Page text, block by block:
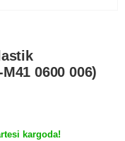
0600 006)
kargoda!